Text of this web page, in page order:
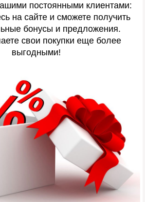
постоянными клиентами:
на сайте и сможете получить
бонусы и предложения.
свои покупки еще более
выгодными!